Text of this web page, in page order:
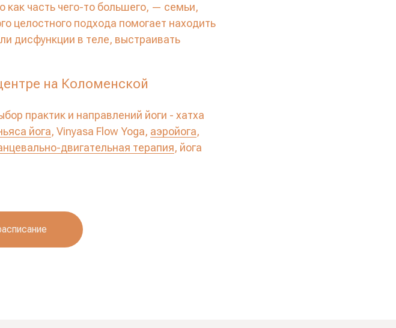
как часть чего-то большего, — семьи,
целостного подхода помогает находить
дисфункции в теле, выстраивать
на Коломенской
практик и направлений йоги - хатха
йога, Vinyasa Flow Yoga, аэройога,
двигательная терапия, йога